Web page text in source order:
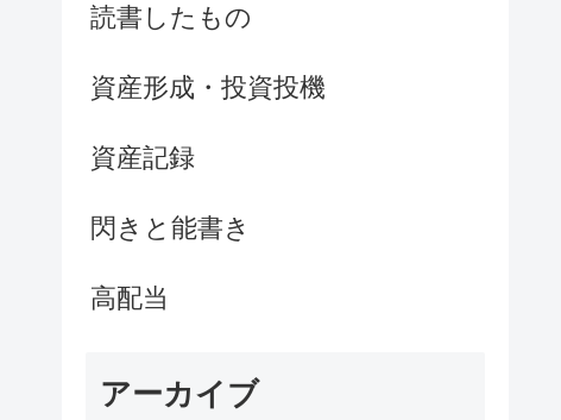
読書したもの
資産形成・投資投機
資産記録
閃きと能書き
高配当
アーカイブ